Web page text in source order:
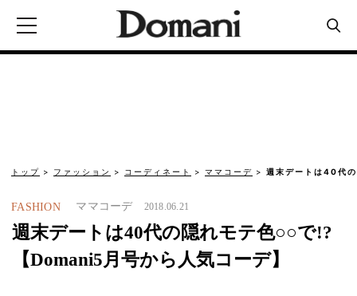
トップ ファッション コーディネート ママコーデ 週末デートは40代
FASHION ママコーデ 2018.06.21
週末デートは40代の隠れモテ色○○で!?
【Domani5月号から人気コーデ】